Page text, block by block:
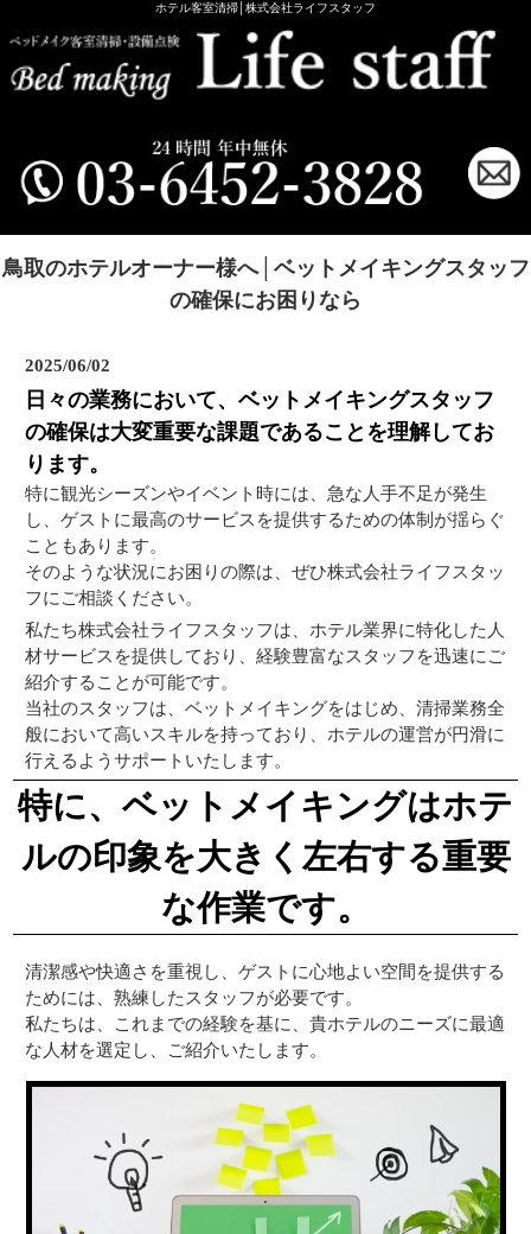
ホテル客室清掃│株式会社ライフスタッフ
鳥取のホテルオーナー様へ│ベットメイキングスタッフ
の確保にお困りなら
2025/06/02
日々の業務において、ベットメイキングスタッフ
の確保は大変重要な課題であることを理解してお
ります。
特に観光シーズンやイベント時には、急な人手不足が発生
し、ゲストに最高のサービスを提供するための体制が揺らぐ
こともあります。
そのような状況にお困りの際は、ぜひ株式会社ライフスタッ
フにご相談ください。
私たち株式会社ライフスタッフは、ホテル業界に特化した人
材サービスを提供しており、経験豊富なスタッフを迅速にご
紹介することが可能です。
当社のスタッフは、ベットメイキングをはじめ、清掃業務全
般において高いスキルを持っており、ホテルの運営が円滑に
行えるようサポートいたします。
特に、ベットメイキングはホテ
ルの印象を大きく左右する重要
な作業です。
清潔感や快適さを重視し、ゲストに心地よい空間を提供する
ためには、熟練したスタッフが必要です。
私たちは、これまでの経験を基に、貴ホテルのニーズに最適
な人材を選定し、ご紹介いたします。